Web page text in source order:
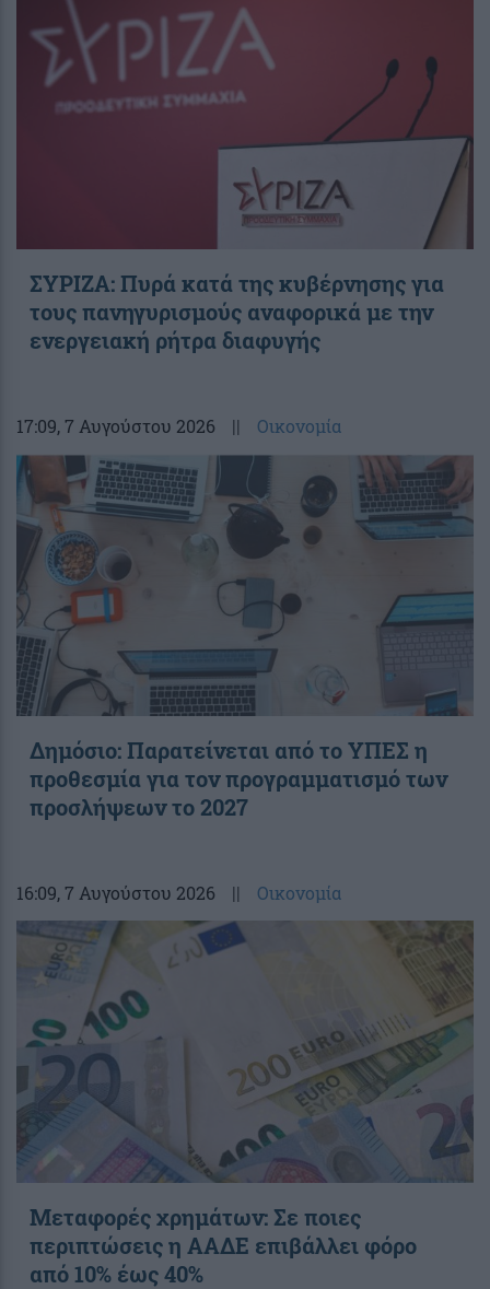
ΣΥΡΙΖΑ: Πυρά κατά της κυβέρνησης για
τους πανηγυρισμούς αναφορικά με την
ενεργειακή ρήτρα διαφυγής
17:09, 7 Αυγούστου 2026 || Οικονομία
Δημόσιο: Παρατείνεται από το ΥΠΕΣ η
προθεσμία για τον προγραμματισμό των
προσλήψεων το 2027
16:09, 7 Αυγούστου 2026 || Οικονομία
Μεταφορές χρημάτων: Σε ποιες
περιπτώσεις η ΑΑΔΕ επιβάλλει φόρο
από 10% έως 40%